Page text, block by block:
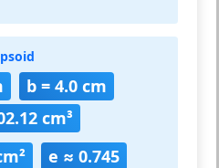
b = 4.0 cm
cm³
e ≈ 0.745